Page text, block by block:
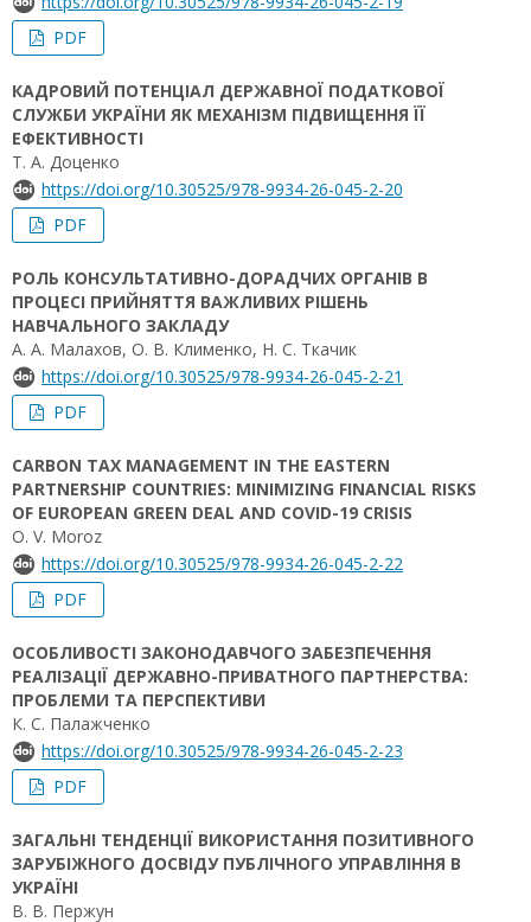
PDF
КАДРОВИЙ ПОТЕНЦІАЛ ДЕРЖАВНОЇ ПОДАТКОВОЇ
СЛУЖБИ УКРАЇНИ ЯК МЕХАНІЗМ ПІДВИЩЕННЯ ЇЇ
ЕФЕКТИВНОСТІ
Т. А. Доценко
https://doi.org/10.30525/978-9934-26-045-2-20
PDF
РОЛЬ КОНСУЛЬТАТИВНО-ДОРАДЧИХ ОРГАНІВ В
ПРОЦЕСІ ПРИЙНЯТТЯ ВАЖЛИВИХ РІШЕНЬ
НАВЧАЛЬНОГО ЗАКЛАДУ
А. А. Малахов, О. В. Клименко, Н. С. Ткачик
https://doi.org/10.30525/978-9934-26-045-2-21
PDF
CARBON TAX MANAGEMENT IN THE EASTERN
PARTNERSHIP COUNTRIES: MINIMIZING FINANCIAL RISKS
OF EUROPEAN GREEN DEAL AND COVID-19 CRISIS
O. V. Moroz
https://doi.org/10.30525/978-9934-26-045-2-22
PDF
ОСОБЛИВОСТІ ЗАКОНОДАВЧОГО ЗАБЕЗПЕЧЕННЯ
РЕАЛІЗАЦІЇ ДЕРЖАВНО-ПРИВАТНОГО ПАРТНЕРСТВА:
ПРОБЛЕМИ ТА ПЕРСПЕКТИВИ
К. С. Палажченко
https://doi.org/10.30525/978-9934-26-045-2-23
PDF
ЗАГАЛЬНІ ТЕНДЕНЦІЇ ВИКОРИСТАННЯ ПОЗИТИВНОГО
ЗАРУБІЖНОГО ДОСВІДУ ПУБЛІЧНОГО УПРАВЛІННЯ В
УКРАЇНІ
В. В. Пержун